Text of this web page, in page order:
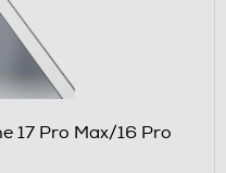
17 Pro Max/16 Pro